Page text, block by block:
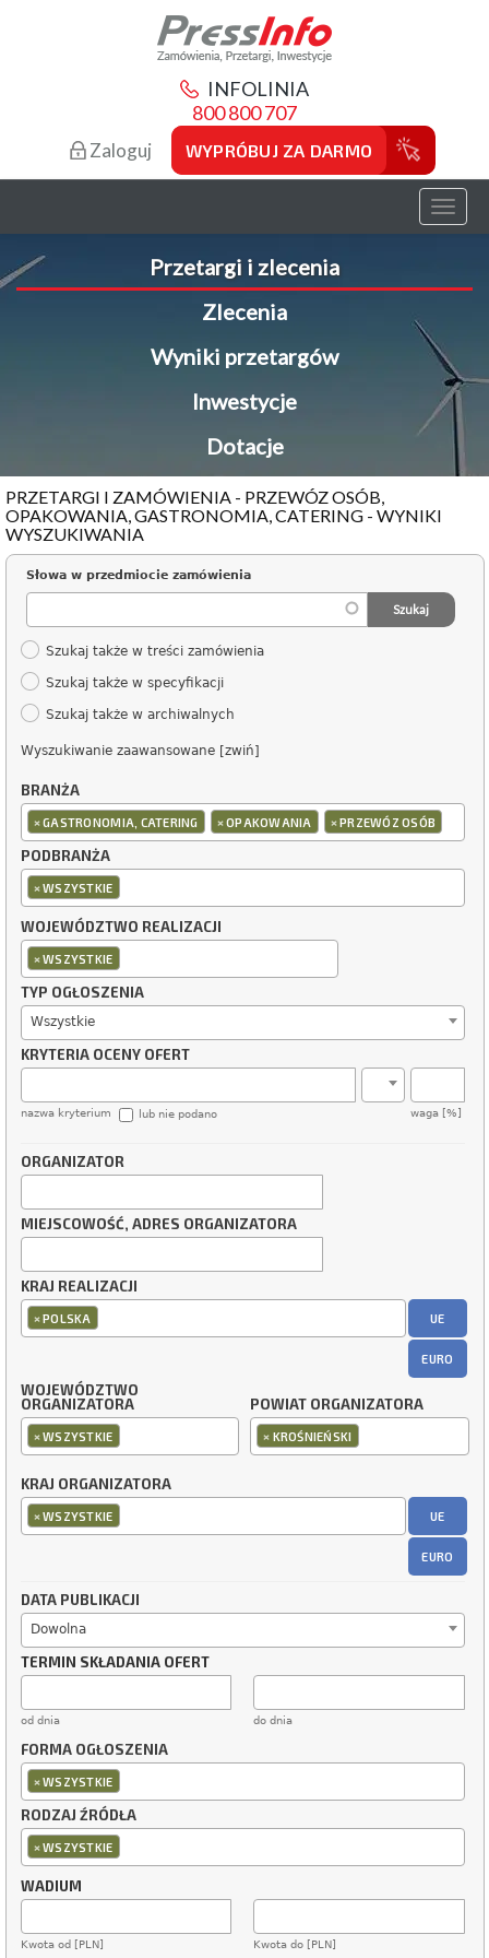
INFOLINIA
800 800 707
Zaloguj WYPRÓBUJ ZA DARMO
Toggle
Przetargi i zlecenia
Zlecenia
Wyniki przetargów
Inwestycje
Dotacje
PRZETARGI I ZAMÓWIENIA - PRZEWÓZ OSÓB,
OPAKOWANIA, GASTRONOMIA, CATERING - WYNIKI
WYSZUKIWANIA
Słowa w przedmiocie zamówienia
Szukaj także w treści zamówienia
Szukaj także w specyfikacji
Szukaj także w archiwalnych
Wyszukiwanie zaawansowane [zwiń]
BRANŻA
×GASTRONOMIA, CATERING ×OPAKOWANIA ×PRZEWÓZ OSÓB
PODBRANŻA
×WSZYSTKIE
WOJEWÓDZTWO REALIZACJI
×WSZYSTKIE
TYP OGŁOSZENIA
Wszystkie
KRYTERIA OCENY OFERT
nazwa kryterium waga [%]
lub nie podano
ORGANIZATOR
MIEJSCOWOŚĆ, ADRES ORGANIZATORA
KRAJ REALIZACJI
×POLSKA UE
EURO
WOJEWÓDZTWO
ORGANIZATORA
×WSZYSTKIE
POWIAT ORGANIZATORA
× KROŚNIEŃSKI
KRAJ ORGANIZATORA
×WSZYSTKIE UE
EURO
DATA PUBLIKACJI
Dowolna
TERMIN SKŁADANIA OFERT
od dnia do dnia
FORMA OGŁOSZENIA
×WSZYSTKIE
RODZAJ ŹRÓDŁA
×WSZYSTKIE
WADIUM
Kwota od [PLN] Kwota do [PLN]